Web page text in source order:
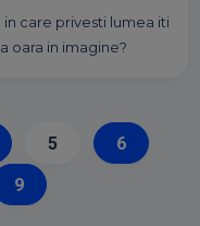
care privesti lumea iti
oara in imagine?
5
6
9